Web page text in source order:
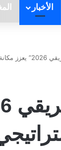
الأخبار
لواشنطن